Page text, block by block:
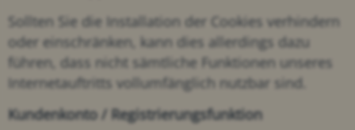
Sollten Sie die Installation der Cookies verhindern
oder einschränken, kann dies allerdings dazu
führen, dass nicht sämtliche Funktionen unseres
Internetauftritts vollumfänglich nutzbar sind.
Kundenkonto / Registrierungsfunktion